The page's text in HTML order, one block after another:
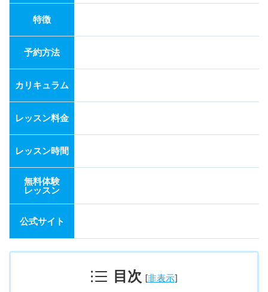
特徴
予約方法
カリキュラム
レッスン料金
レッスン時間
無料体験
レッスン
公式サイト
目次 [非表示]